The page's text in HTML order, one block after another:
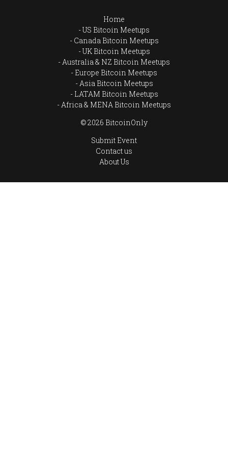
Home
US Bitcoin Meetups
Canada Bitcoin Meetups
UK Bitcoin Meetups
Australia & NZ Bitcoin Meetups
Europe Bitcoin Meetups
Asia Bitcoin Meetups
LATAM Bitcoin Meetups
Africa & MENA Bitcoin Meetups
© 2026 BitcoinOnly
Submit Event
Contact us
About Us